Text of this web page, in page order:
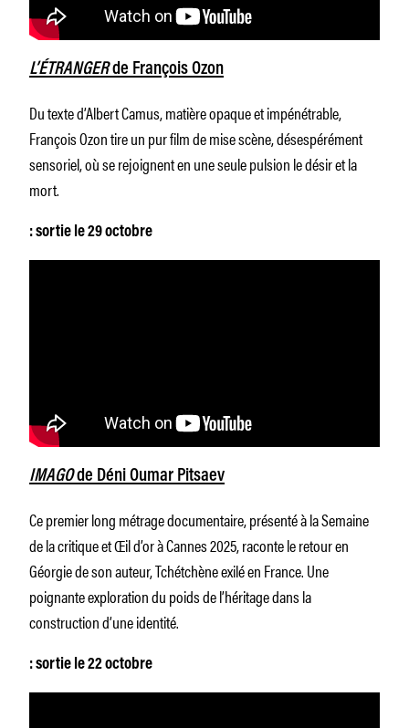
L’ÉTRANGERde François Ozon
Du texte d’Albert Camus, matière opaque et impénétrable,
François Ozon tire un pur film de mise scène, désespérément
sensoriel, où se rejoignent en une seule pulsion le désir et la
mort.
: sortie le 29 octobre
IMAGO de Déni Oumar Pitsaev
Ce premier long métrage documentaire, présenté à la Semaine
de la critique et Œil d’or à Cannes 2025, raconte le retour en
Géorgie de son auteur, Tchétchène exilé en France. Une
poignante exploration du poids de l’héritage dans la
construction d’une identité.
: sortie le 22 octobre